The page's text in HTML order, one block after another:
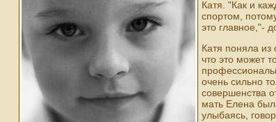
Катя. "Как и
спортом,
это главное,"-
Катя поняла из
что это может
очень сильно
совершенства
мать Елена
улыбаясь,